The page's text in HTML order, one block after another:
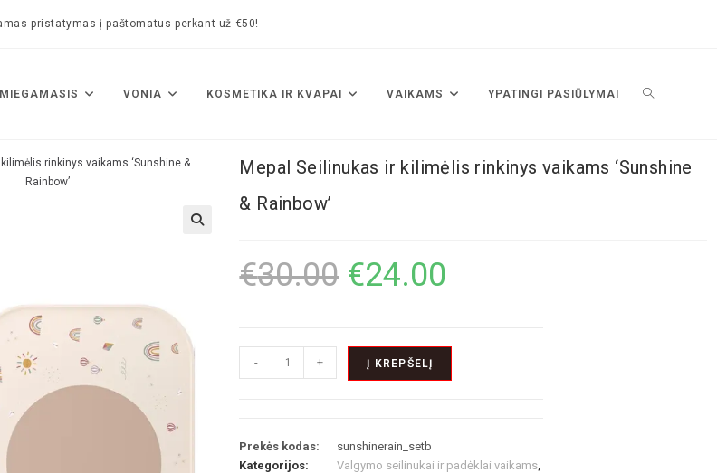
pristatymas į paštomatus perkant už €50!
MIEGAMASIS VONIA KOSMETIKA IR KVAPAI VAIKAMS YPATINGI PASIŪLYMAI
rinkinys vaikams ‘Sunshine &
Rainbow’
Mepal Seilinukas ir kilimėlis rinkinys vaikams ‘Sunshine
& Rainbow’
€30.00 €24.00
- + Į KREPŠELĮ
Prekės kodas:
sunshinerain_setb
Kategorijos:
Valgymo seilinukai ir padėklai vaikams,